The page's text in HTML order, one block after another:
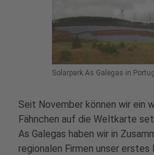
Solarpark As Galegas in
Seit November können wir ein
Fähnchen auf die Weltkarte
As Galegas haben wir in
regionalen Firmen unser